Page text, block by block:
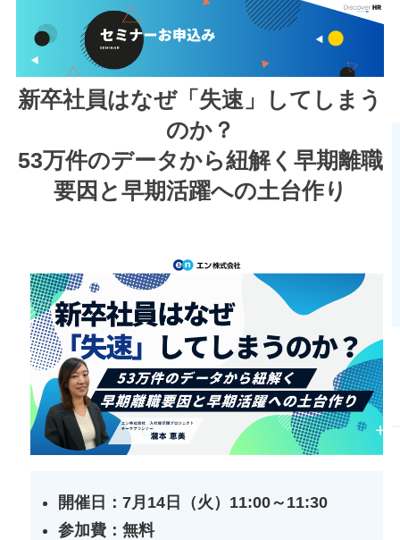
新卒社員はなぜ「失速」してしまう
のか？
53万件のデータから紐解く早期離職
要因と早期活躍への土台作り
開催日：7月14日（火）11:00～11:30
参加費：無料